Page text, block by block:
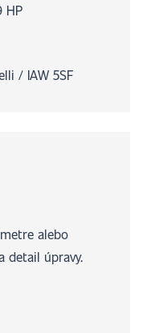
HP
/ IAW 5SF
alebo
detail úpravy.